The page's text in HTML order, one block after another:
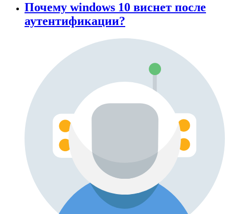
Почему windows 10 виснет после
аутентификации?